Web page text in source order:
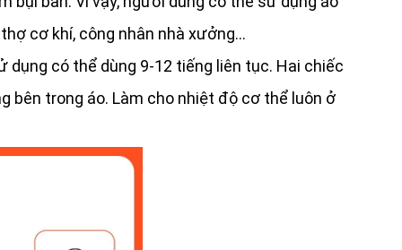
cơ khí, công nhân nhà xưởng…
có thể dùng 9-12 tiếng liên tục. Hai chiếc
bên trong áo. Làm cho nhiệt độ cơ thể luôn ở